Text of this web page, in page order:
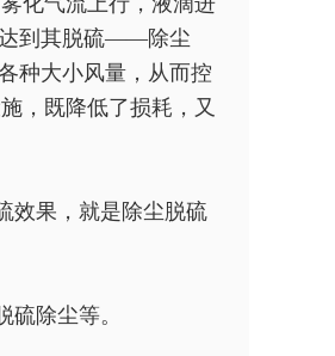
达到其脱硫——除尘
种大小风量，从而控
，既降低了损耗，又
效果，就是除尘脱硫
除尘等。